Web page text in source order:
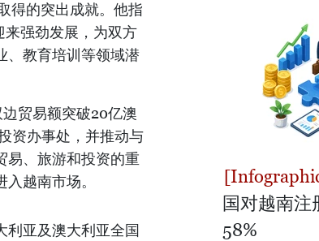
得的突出成就。他指
强劲发展，为双方
、教育培训等领域潜
贸易额突破20亿澳
资办事处，并推动与
易、旅游和投资的重
越南市场。
利亚及澳大利亚全国
国对越南注
58%